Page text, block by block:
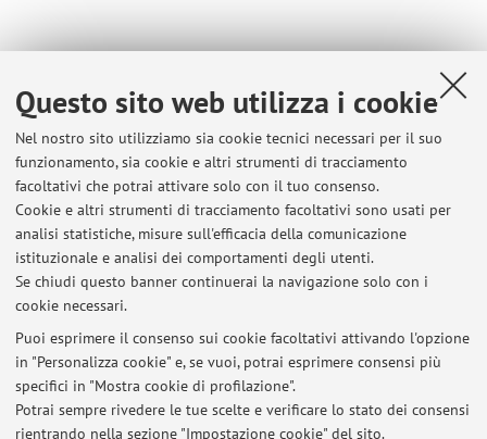
Questo sito web utilizza i cookie
Nel nostro sito utilizziamo sia cookie tecnici necessari per il suo
funzionamento, sia cookie e altri strumenti di tracciamento
facoltativi che potrai attivare solo con il tuo consenso.
Cookie e altri strumenti di tracciamento facoltativi sono usati per
analisi statistiche, misure sull'efficacia della comunicazione
istituzionale e analisi dei comportamenti degli utenti.
Se chiudi questo banner continuerai la navigazione solo con i
cookie necessari.
Puoi esprimere il consenso sui cookie facoltativi attivando l'opzione
in "Personalizza cookie" e, se vuoi, potrai esprimere consensi più
specifici in "Mostra cookie di profilazione".
Potrai sempre rivedere le tue scelte e verificare lo stato dei consensi
rientrando nella sezione "Impostazione cookie" del sito.
Contatti
E-mail: klarissa.martins2@unibo.it
Dipartimento di Scienze Giuridiche
Via Zamboni 27/29, Bologna - Vai alla mappa
Ultimi avvisi
Al momento non sono presenti avvisi.